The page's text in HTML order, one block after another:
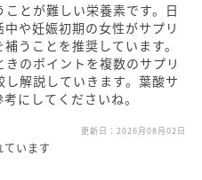
とが難しい栄養素です。日
や妊娠初期の女性がサプリ
うことを推奨しています。
のポイントを複数のサプリ
解説していきます。葉酸サ
にしてくださいね。
更新日： 2026月08月02日
います